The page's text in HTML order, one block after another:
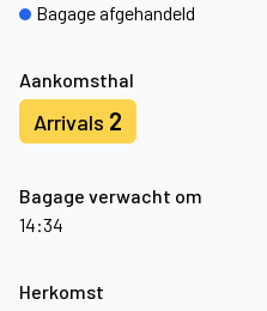
Aankomsthal
Arrivals 2
Bagage verwacht om
14:34
Bagage afgehandeld
Herkomst